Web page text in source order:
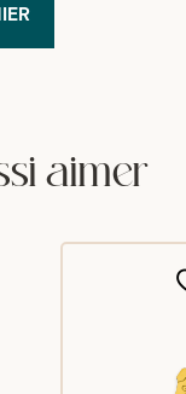
aimer